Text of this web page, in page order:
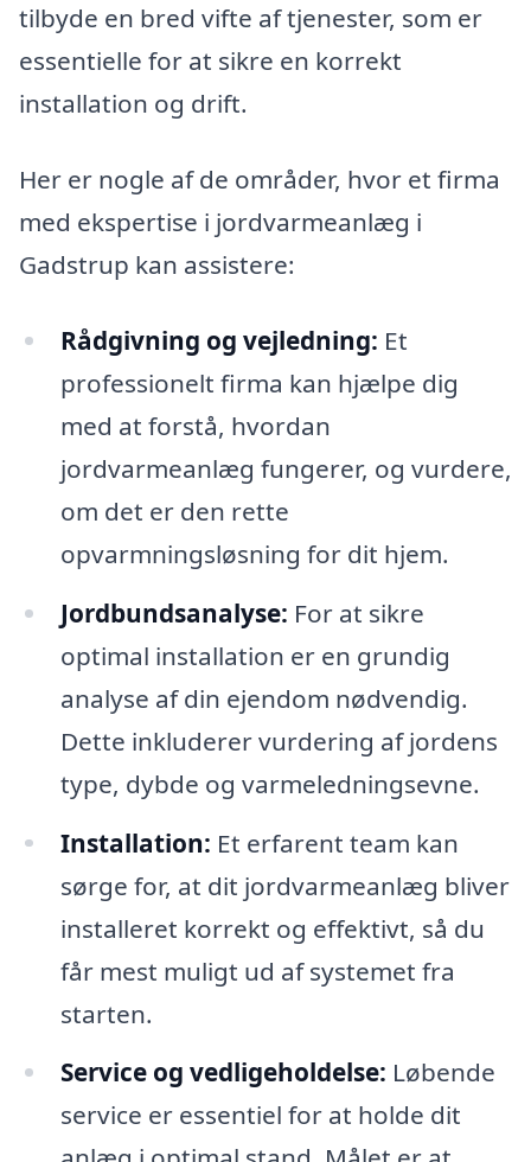
tilbyde en bred vifte af tjenester, som er
essentielle for at sikre en korrekt
installation og drift.
Her er nogle af de områder, hvor et firma
med ekspertise i jordvarmeanlæg i
Gadstrup kan assistere:
Rådgivning og vejledning: Et
professionelt firma kan hjælpe dig
med at forstå, hvordan
jordvarmeanlæg fungerer, og vurdere,
om det er den rette
opvarmningsløsning for dit hjem.
Jordbundsanalyse: For at sikre
optimal installation er en grundig
analyse af din ejendom nødvendig.
Dette inkluderer vurdering af jordens
type, dybde og varmeledningsevne.
Installation: Et erfarent team kan
sørge for, at dit jordvarmeanlæg bliver
installeret korrekt og effektivt, så du
får mest muligt ud af systemet fra
starten.
Service og vedligeholdelse: Løbende
service er essentiel for at holde dit